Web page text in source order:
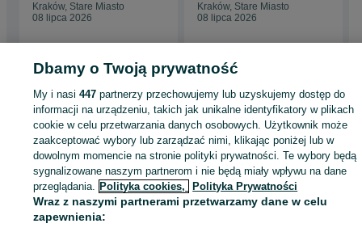
Kraków, Stare Miasto
08 lipca 2026
Kraków, Stare Miasto
08 lipca 2026
Strona główna Wypożyczalnia Urządzenia, maszyny i narzędzia
Ciężki
sprzęt budowlany
Podnośniki, zwyżki
Podnośniki, zwyżki - Małopolskie
Podnośniki, zwyżki - Kraków
Podnośniki, zwyżki - Stare Miasto
KATEGORIA
ID:642537312 Wyświetlenia:
Dbamy o Twoją prywatność
My i nasi447 partnerzy przechowujemy lub uzyskujemy dostęp do
informacji na urządzeniu, takich jak unikalne identyfikatory w plikach
cookie w celu przetwarzania danych osobowych. Użytkownik może
zaakceptować wybory lub zarządzać nimi, klikając poniżej lub w
dowolnym momencie na stronie polityki prywatności. Te wybory będą
sygnalizowane naszym partnerom i nie będą miały wpływu na dane
przeglądania. Polityka cookies, Polityka Prywatności
Wraz z naszymi partnerami przetwarzamy dane w celu
zapewnienia: